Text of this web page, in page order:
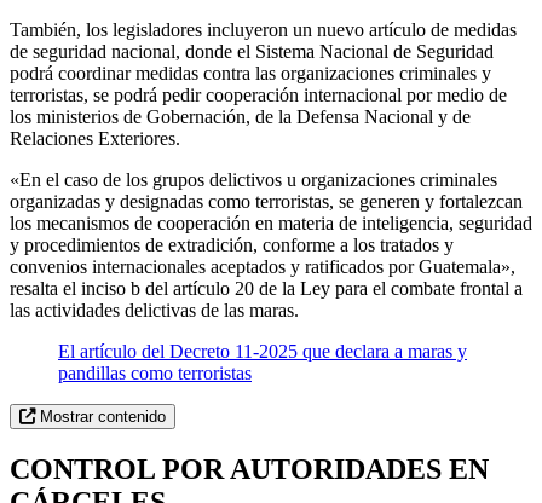
También, los legisladores incluyeron un nuevo artículo de medidas
de seguridad nacional, donde el Sistema Nacional de Seguridad
podrá coordinar medidas contra las organizaciones criminales y
terroristas, se podrá pedir cooperación internacional por medio de
los ministerios de Gobernación, de la Defensa Nacional y de
Relaciones Exteriores.
«En el caso de los grupos delictivos u organizaciones criminales
organizadas y designadas como terroristas, se generen y fortalezcan
los mecanismos de cooperación en materia de inteligencia, seguridad
y procedimientos de extradición, conforme a los tratados y
convenios internacionales aceptados y ratificados por Guatemala»,
resalta el inciso b del artículo 20 de la Ley para el combate frontal a
las actividades delictivas de las maras.
El artículo del Decreto 11-2025 que declara a maras y
pandillas como terroristas
Mostrar contenido
CONTROL POR AUTORIDADES EN